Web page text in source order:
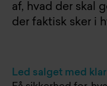
af, hvad der skal
der faktisk sker i
Led salget med